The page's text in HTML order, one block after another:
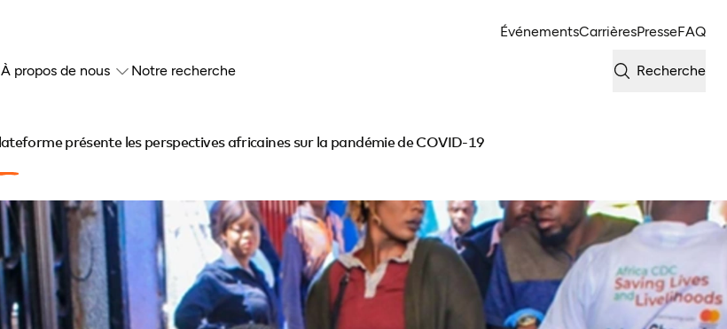
ÉvénementsCarrièresPresseFAQ
À propos de nous Notre recherche Recherche
présente les perspectives africaines sur la pandémie de COVID-19